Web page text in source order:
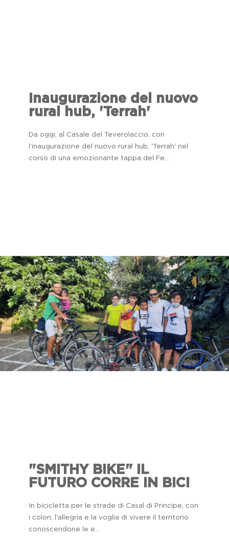
Inaugurazione del nuovo
rural hub, 'Terrah'
Da oggi, al Casale del Teverolaccio, con
l’inaugurazione del nuovo rural hub, 'Terrah' nel
corso di una emozionante tappa del Fe...
"SMITHY BIKE" IL
FUTURO CORRE IN BICI
In bicicletta per le strade di Casal di Principe, con
i colori, l'allegria e la voglia di vivere il territorio
conoscendone le e...